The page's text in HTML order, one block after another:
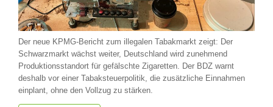
Der neue KPMG-Bericht zum illegalen Tabakmarkt zeigt: Der
Schwarzmarkt wächst weiter, Deutschland wird zunehmend
Produktionsstandort für gefälschte Zigaretten. Der BDZ warnt
deshalb vor einer Tabaksteuerpolitik, die zusätzliche Einnahmen
einplant, ohne den Vollzug zu stärken.